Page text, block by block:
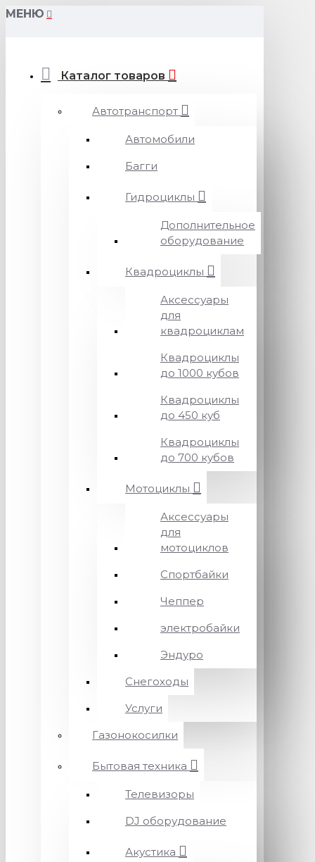
МЕНЮ
Каталог товаров
Автотранспорт
Автомобили
Багги
Гидроциклы
Дополнительное
оборудование
Квадроциклы
Аксессуары
для
квадроциклам
Квадроциклы
до 1000 кубов
Квадроциклы
до 450 куб
Квадроциклы
до 700 кубов
Мотоциклы
Аксессуары
для
мотоциклов
Спортбайки
Чеппер
электробайки
Эндуро
Снегоходы
Услуги
Газонокосилки
Бытовая техника
Телевизоры
DJ оборудование
Акустика